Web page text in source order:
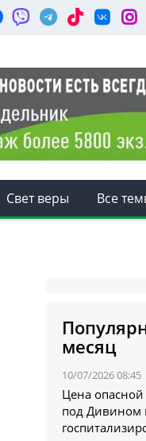
Свет веры Все
месяц
10/07/2026 08:45 |
Цена
под Дивином